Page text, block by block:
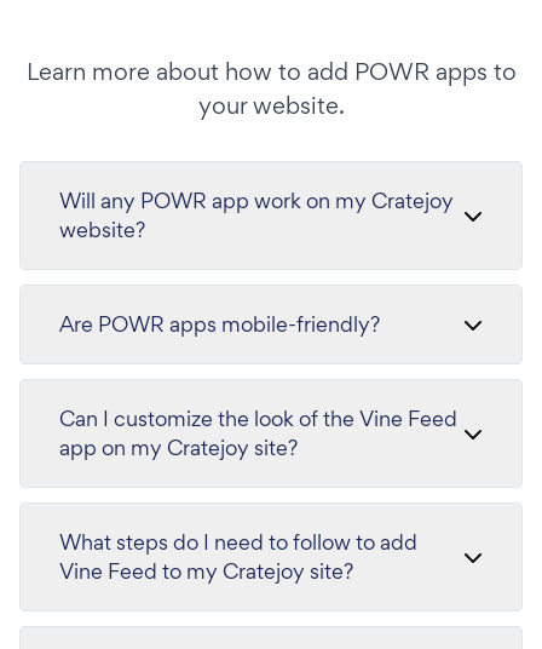
Learn more about how to add POWR apps to
your website.
Will any POWR app work on my Cratejoy
website?
Are POWR apps mobile-friendly?
Can I customize the look of the Vine Feed
app on my Cratejoy site?
What steps do I need to follow to add
Vine Feed to my Cratejoy site?